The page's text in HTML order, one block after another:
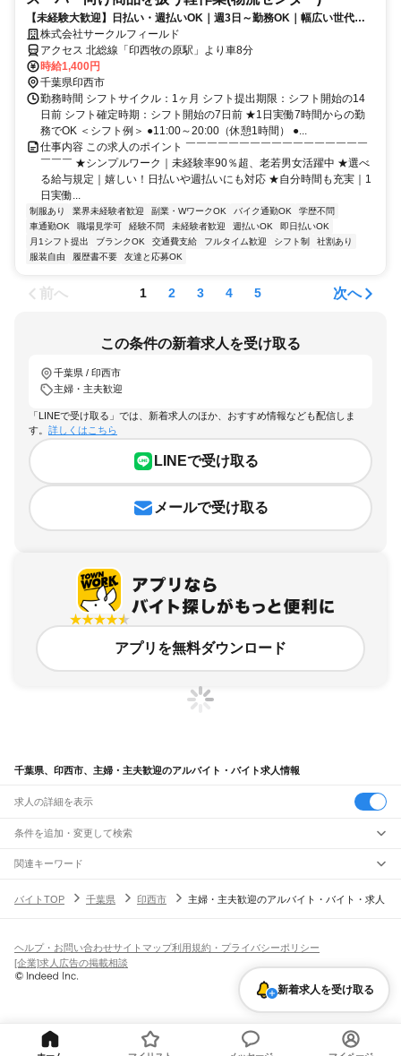
【未経験大歓迎】日払い・週払いOK｜週3日～勤務OK｜幅広い世代が
活躍中｜WワークOK｜車・バイク通勤OK｜無料送迎バスあり
株式会社サークルフィールド
アクセス 北総線「印西牧の原駅」より車8分
時給1,400円
千葉県印西市
勤務時間 シフトサイクル：1ヶ月 シフト提出期限：シフト開始の14
日前 シフト確定時期：シフト開始の7日前 ★1日実働7時間からの勤
務でOK ＜シフト例＞ ●11:00～20:00（休憩1時間） ●...
仕事内容 この求人のポイント ￣￣￣￣￣￣￣￣￣￣￣￣￣￣￣￣￣
￣￣￣ ★シンプルワーク｜未経験率90％超、老若男女活躍中 ★選べ
る給与規定｜嬉しい！日払いや週払いにも対応 ★自分時間も充実｜1
日実働...
制服あり 業界未経験者歓迎 副業・WワークOK バイク通勤OK
学歴不問
車通勤OK
職場見学可 経験不問 未経験者歓迎 週払いOK
即日払いOK
月1シフト提出
ブランクOK 交通費支給 フルタイム歓迎 シフト制
社割あり
服装自由
履歴書不要 友達と応募OK
前へ 1 2 3 4 5 次へ
この条件の新着求人を受け取る
千葉県 / 印西市
主婦・主夫歓迎
「LINEで受け取る」では、新着求人のほか、おすすめ情報なども配信しま
す。 詳しくはこちら
LINEで受け取る
メールで受け取る
アプリを無料ダウンロード
千葉県、印西市、主婦・主夫歓迎のアルバイト・バイト求人情報
求人の詳細を表示
条件を追加・変更して検索
市区町村を追加・変更
千葉県すべて
銚子市市川市船橋市館山市木更津市松戸市野田市茂原市成田市佐倉市
旭市習志野市柏市勝浦市 我孫子市鴨川市鎌ケ谷市
印西市 白井市富里市 南房総市
印旛郡 香取郡
駅を追加・変更
南流山駅新松戸駅 新八柱駅 東松戸駅市川大野駅船橋法典駅 西船橋駅
JR中央・総武線
市川駅 本八幡駅 東船橋駅 津田沼駅 幕張本郷駅
市川駅船橋駅 稲毛駅千葉駅 都賀駅四街道駅
佐倉駅
南酒々井駅
日向駅 横芝駅 干潟駅
飲食・フードサービス
飲食・フードサービス
ホールスタッフ
皿洗い・洗い場精肉・鮮魚加工
バー（BAR）・バーテンダー
飲食店（店長・マネージャー）
営業・販売
営業 テレフォンアポインター（テレアポ） ルートセールス
特徴を追加・変更
人気
髪型・髪色自由ひげOKネイルOK
留学生・外国人活躍中
短期
単発・1日OK
期間限定（春夏冬休み等）
シフト
契約社員
派遣社員
関連キーワード
千葉県 印西市 主婦・主夫歓迎 クリーニング受付
バイトTOP 千葉県 印西市 主婦・主夫歓迎のアルバイト・バイト・求人
新着求人を受け取る
ヘルプ・お問い合わせサイトマップ利用規約・プライバシーポリシー
[企業]求人広告の掲載相談